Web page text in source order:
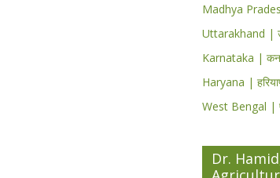
Madhya
Uttarakhand |
Karnataka |
Haryana |
West Bengal |
Dr.